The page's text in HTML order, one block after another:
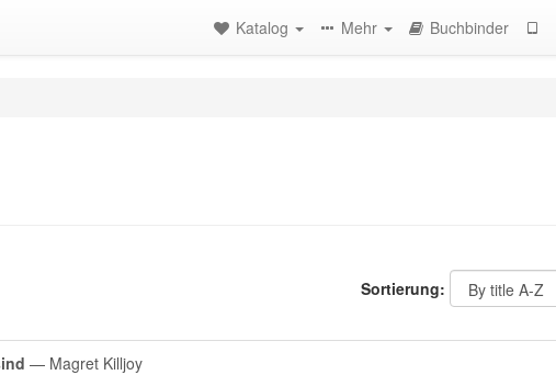
Katalog Mehr Buchbinder
Sortierung:
— Magret Killjoy